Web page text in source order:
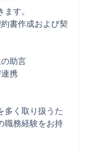
す。
書作成および契
助言
携
多く取り扱うた
職務経験をお持